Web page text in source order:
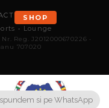
SHOP
• Lounge
Reg. J2012000670226 •
707020
si pe WhatsApp